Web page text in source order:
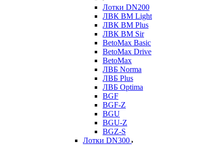
Лотки DN200
ЛВК ВМ Light
ЛВК ВМ Plus
ЛВК ВМ Sir
BetoMax Basic
BetoMax Drive
BetoMax
ЛВБ Norma
ЛВБ Plus
ЛВБ Optima
BGF
BGF-Z
BGU
BGU-Z
BGZ-S
Лотки DN300